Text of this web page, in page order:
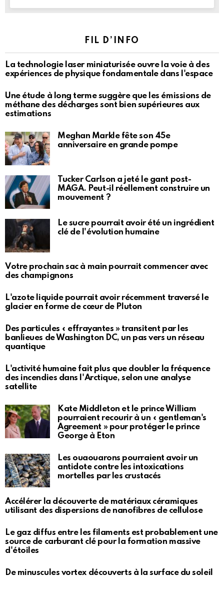
FIL D’INFO
La technologie laser miniaturisée ouvre la voie à des
expériences de physique fondamentale dans l'espace
Une étude à long terme suggère que les émissions de
méthane des décharges sont bien supérieures aux
estimations
Meghan Markle fête son 45e
anniversaire en grande pompe
Tucker Carlson a jeté le gant post-
MAGA. Peut-il réellement construire un
mouvement ?
Le sucre pourrait avoir été un ingrédient
clé de l'évolution humaine
Votre prochain sac à main pourrait commencer avec
des champignons
L'azote liquide pourrait avoir récemment traversé le
glacier en forme de cœur de Pluton
Des particules « effrayantes » transitent par les
banlieues de Washington DC, un pas vers un réseau
quantique
L'activité humaine fait plus que doubler la fréquence
des incendies dans l'Arctique, selon une analyse
satellite
Kate Middleton et le prince William
pourraient recourir à un « gentleman's
Agreement » pour protéger le prince
George à Eton
Les ouaouarons pourraient avoir un
antidote contre les intoxications
mortelles par les crustacés
Accélérer la découverte de matériaux céramiques
utilisant des dispersions de nanofibres de cellulose
Le gaz diffus entre les filaments est probablement une
source de carburant clé pour la formation massive
d'étoiles
De minuscules vortex découverts à la surface du soleil